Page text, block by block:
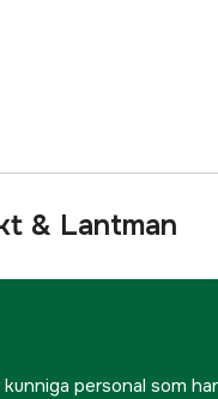
& Lantman
personal som